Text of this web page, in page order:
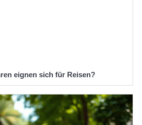
eignen sich für Reisen?